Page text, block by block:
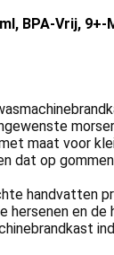
BPA-Vrij, 9+-
maat voor
dat op
handvatten
hersenen en de